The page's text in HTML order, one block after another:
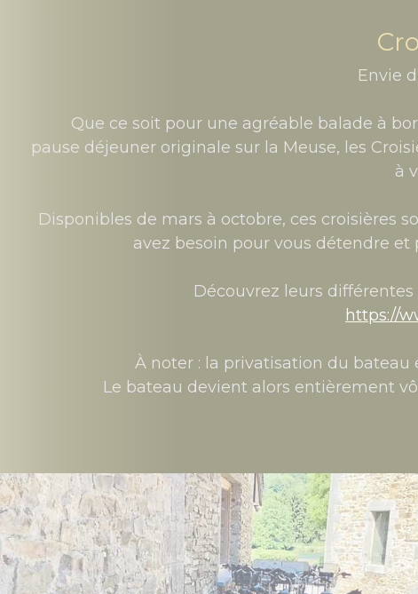
Envie
Que ce soit pour une agréable balade à
pause déjeuner originale sur la Meuse, les
à
Disponibles de mars à octobre, ces croisières
avez besoin pour vous détendre
Découvrez leurs
https://
À noter : la privatisation du bateau
Le bateau devient alors entièrement